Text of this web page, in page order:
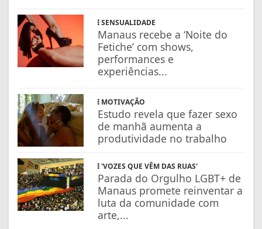
SENSUALIDADE
Manaus recebe a ‘Noite do
Fetiche’ com shows,
performances e
experiências...
MOTIVAÇÃO
Estudo revela que fazer sexo
de manhã aumenta a
produtividade no trabalho
'VOZES QUE VÊM DAS RUAS'
Parada do Orgulho LGBT+ de
Manaus promete reinventar a
luta da comunidade com
arte,...